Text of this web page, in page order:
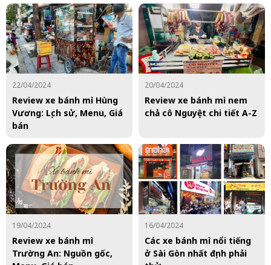
22/04/2024
Review xe bánh mì Hùng
Vương: Lịch sử, Menu, Giá
bán
20/04/2024
Review xe bánh mì nem
chả cô Nguyệt chi tiết A-Z
19/04/2024
Review xe bánh mì
Trường An: Nguồn gốc,
16/04/2024
Các xe bánh mì nổi tiếng
ở Sài Gòn nhất định phải